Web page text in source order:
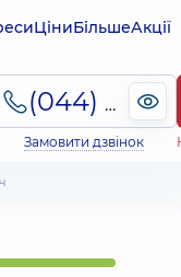
ЦіниБільшеАкції
(044) 495-2-888
Замовити дзвінок